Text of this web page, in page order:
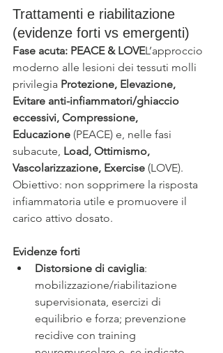
Trattamenti e riabilitazione
(evidenze forti vs emergenti)
Fase acuta: PEACE & LOVEL’approccio
moderno alle lesioni dei tessuti molli
privilegia Protezione, Elevazione,
Evitare anti-infiammatori/ghiaccio
eccessivi, Compressione,
Educazione (PEACE) e, nelle fasi
subacute, Load, Ottimismo,
Vascolarizzazione, Exercise (LOVE).
Obiettivo: non sopprimere la risposta
infiammatoria utile e promuovere il
carico attivo dosato.
Evidenze forti
Distorsione di caviglia:
mobilizzazione/riabilitazione
supervisionata, esercizi di
equilibrio e forza; prevenzione
recidive con training